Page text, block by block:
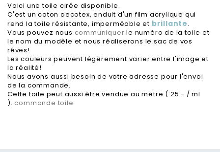
Voici une toile cirée disponible.
C'est un coton oecotex, enduit d'un film acrylique qui
rend la toile résistante, imperméable et brillante.
Vous pouvez nous communiquer le numéro de la toile et
le nom du modèle et nous réaliserons le sac de vos
rêves!
Les couleurs peuvent légèrement varier entre l'image et
la réalité!
Nous avons aussi besoin de votre adresse pour l'envoi
de la commande.
Cette toile peut aussi être vendue au mètre ( 25.- / ml
). commande toile